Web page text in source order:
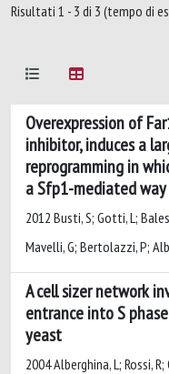
Risultati 1 - 3 di 3 (tempo di
Overexpression of
inhibitor, induces a
reprogramming in
a Sfp1-mediated way
2012 Busti, S; Gotti, L;
Mavelli, G; Bertolazzi, P;
A cell sizer network
entrance into S
yeast
2004 Alberghina, L; Rossi,